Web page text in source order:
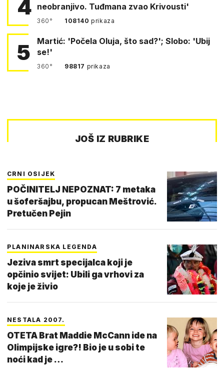
4 neobranjivo. Tuđmana zvao Krivousti'
360° 108140prikaza
5
Martić: 'Počela Oluja, što sad?'; Slobo: 'Ubij
se!'
360° 98817 prikaza
JOŠ IZ RUBRIKE
CRNI OSIJEK
POČINITELJ NEPOZNAT: 7 metaka
u šoferšajbu, propucan Meštrović.
Pretučen Pejin
PLANINARSKA LEGENDA
Jeziva smrt specijalca koji je
opčinio svijet: Ubili ga vrhovi za
koje je živio
NESTALA 2007.
OTETA Brat Maddie McCann ide na
Olimpijske igre?! Bio je u sobi te
noći kad je …